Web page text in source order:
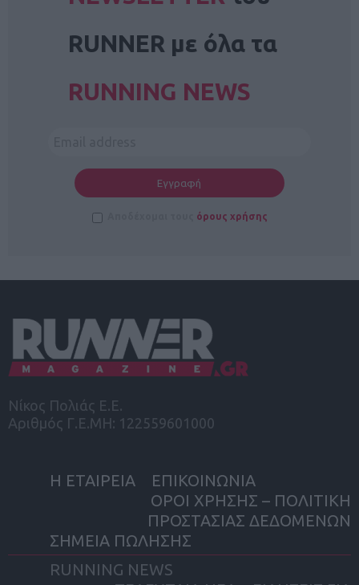
RUNNER με όλα τα
RUNNING NEWS
όρους χρήσης
Νίκος Πολιάς Ε.Ε.
Αριθμός Γ.Ε.ΜΗ: 122559601000
Η ΕΤΑΙΡΕΙΑ
ΕΠΙΚΟΙΝΩΝΙΑ
ΟΡΟΙ ΧΡΗΣΗΣ – ΠΟΛΙΤΙΚΗ
ΠΡΟΣΤΑΣΙΑΣ ΔΕΔΟΜΕΝΩΝ
ΣΗΜΕΙΑ ΠΩΛΗΣΗΣ
RUNNING NEWS